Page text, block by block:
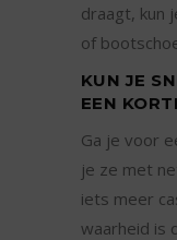
draagt, kun
of
KUN JE
EEN
Ga je voor
je ze met
iets meer
waarheid is